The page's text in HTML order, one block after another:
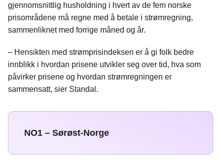
gjennomsnittlig husholdning i hvert av de fem norske
prisområdene må regne med å betale i strømregning,
sammenliknet med forrige måned og år.
– Hensikten med strømprisindeksen er å gi folk bedre
innblikk i hvordan prisene utvikler seg over tid, hva som
påvirker prisene og hvordan strømregningen er
sammensatt, sier Standal.
NO1 – Sørøst-Norge